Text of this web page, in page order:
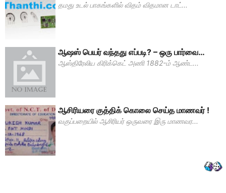
தமது உடல் பாகங்களில் விதம் விதமான டாட்...
ஆஷஸ் பெயர் வந்தது எப்படி? – ஒரு பார்வை…
ஆஸ்திரேலிய கிரிக்கெட் அணி 1882-ம் ஆண்ட...
ஆசிரியரை குத்திக் கொலை செய்த மாணவர் !
வகுப்பறையில் ஆசிரியர் ஒருவரை இரு மாணவர...